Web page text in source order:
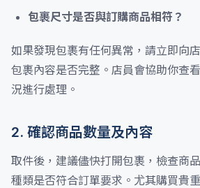
包裹尺寸是否與訂購商品相符？
如果發現包裹有任何異常，請立即向
包裹內容是否完整。店員會協助你查
況進行處理。
2. 確認商品數量及內容
取件後，建議儘快打開包裹，檢查商
種類是否符合訂單要求。尤其購買貴